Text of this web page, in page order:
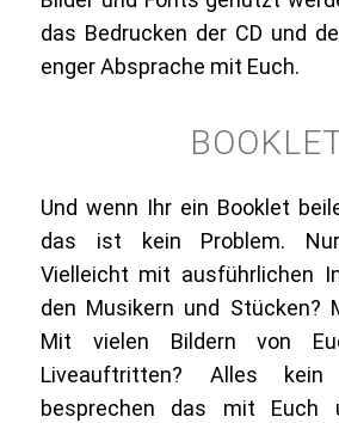
das Bedrucken der CD und
enger Absprache mit Euch.
Und wenn Ihr ein Booklet
das ist kein Problem.
Vielleicht mit ausführlichen
den Musikern und Stücken?
Mit vielen Bildern von
Liveauftritten? Alles
besprechen das mit Euch